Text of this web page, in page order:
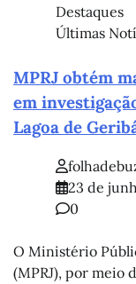
Destaques
Últimas
MPRJ obtém
em
Lagoa de
23 de
0
O Ministério
(MPRJ), por meio